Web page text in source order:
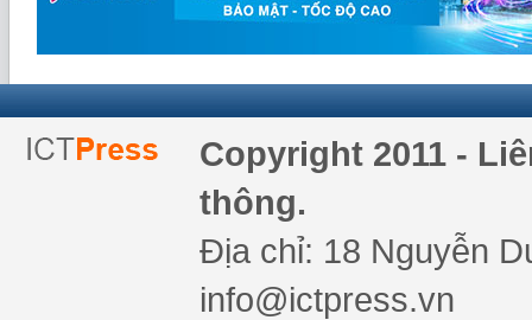
Copyright 2011 -
thông.
Địa chỉ: 18 Nguyễn
info@ictpress.vn